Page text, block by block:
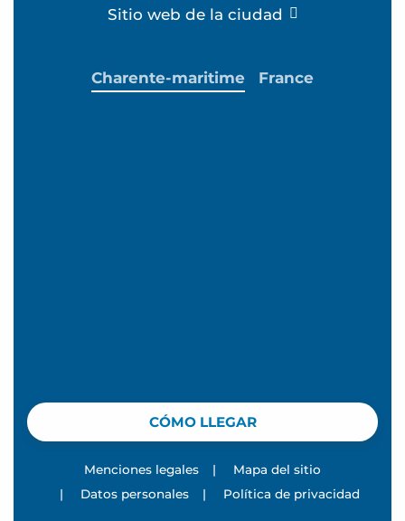
Sitio web de la ciudad
CÓMO LLEGAR
Charente-maritime France
Menciones legales |
Mapa del sitio
|
Datos personales | Política de privacidad